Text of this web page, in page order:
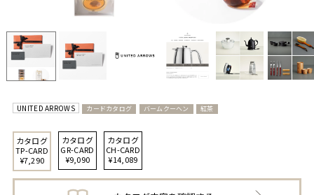
UNITED ARROWS カードカタログ バームクーヘン 紅茶
カタログ
TP-CARD
¥7,290
カタログ
GR-CARD
¥9,090
カタログ
CH-CARD
¥14,089